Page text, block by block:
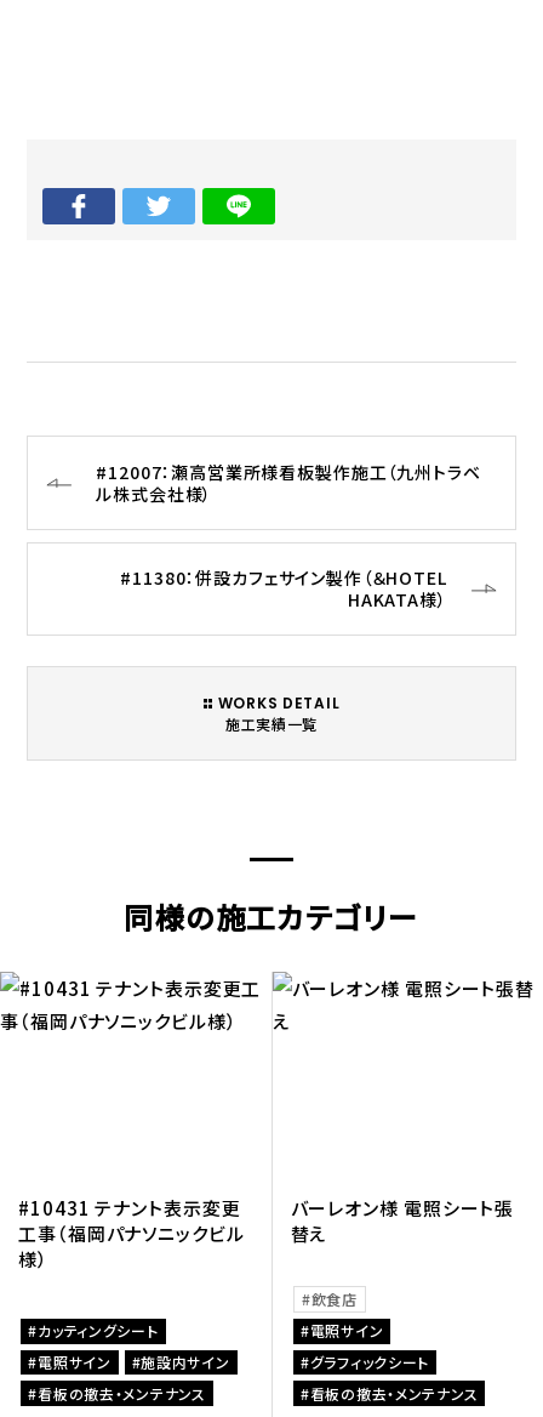
#12007：瀬高営業所様看板製作施工（九州トラベ
ル株式会社様）
#11380：併設カフェサイン製作（＆HOTEL
HAKATA様）
WORKS DETAIL
施工実績一覧
同様の施工カテゴリー
#10431 テナント表示変更
工事（福岡パナソニックビル
様）
カッティングシート
電照サイン
施設内サイン
看板の撤去・メンテナンス
バーレオン様 電照シート張
替え
飲食店
電照サイン
グラフィックシート
看板の撤去・メンテナンス